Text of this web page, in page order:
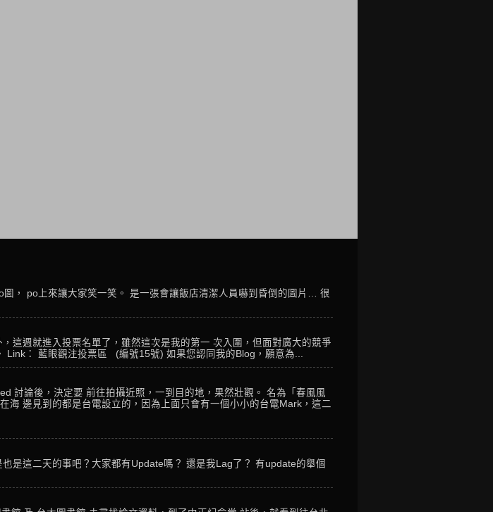
， po上來讓大家笑一笑。 是一張會讓飯店清潔人員嚇到昏倒的圖片… 很
這週就進入投票名單了，雖然這次是我的第一 次入圍，但面對廣大的競爭
Link： 藍眼觀注投票區 (編號15號) 如果您認同我的Blog，願意為...
討論後，決定要 前往拍攝近照，一到目的地，果然壯觀。 名為「春風風
海 邊見到的都是台電設立的，因為上面只會有一個小小的台電Mark，這二
是這二天的事吧？大家都有Update嗎？ 還是我Lag了？ 有update的舉個